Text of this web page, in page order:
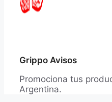
Grippo Avisos
Promociona tus
Argentina.